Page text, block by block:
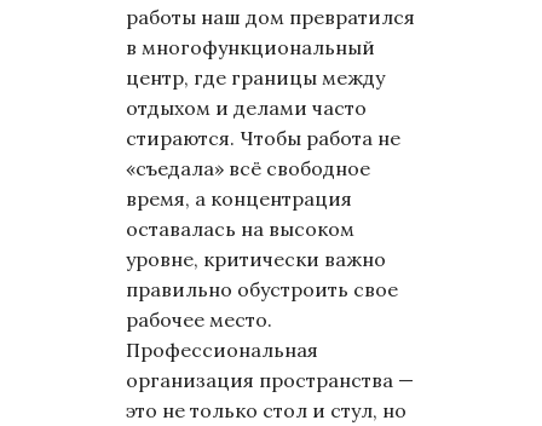
работы наш дом превратился
в многофункциональный
центр, где границы между
отдыхом и делами часто
стираются. Чтобы работа не
«съедала» всё свободное
время, а концентрация
оставалась на высоком
уровне, критически важно
правильно обустроить свое
рабочее место.
Профессиональная
организация пространства —
это не только стол и стул, но